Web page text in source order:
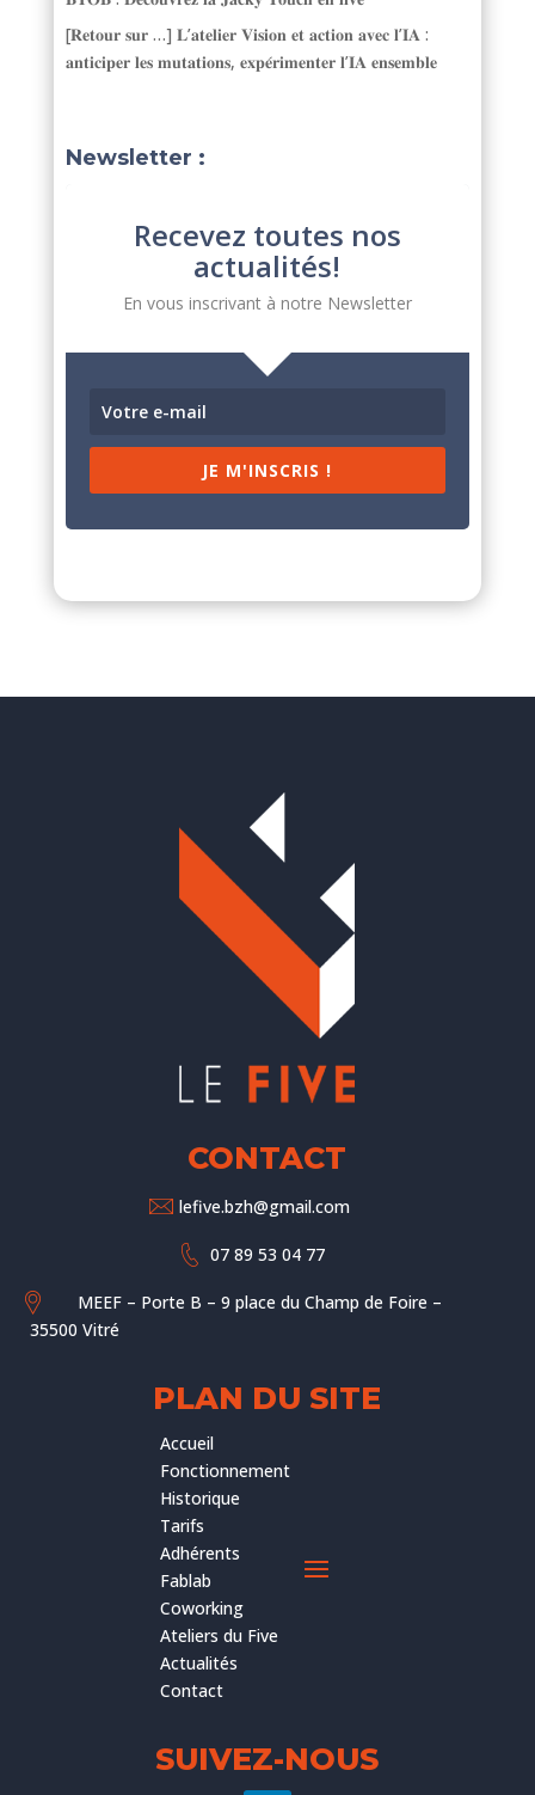
[𝐑𝐞𝐭𝐨𝐮𝐫 𝐬𝐮𝐫 …] 𝐋’𝐚𝐭𝐞𝐥𝐢𝐞𝐫 𝐕𝐢𝐬𝐢𝐨𝐧 𝐞𝐭 𝐚𝐜𝐭𝐢𝐨𝐧 𝐚𝐯𝐞𝐜 𝐥’𝐈𝐀 :
𝐚𝐧𝐭𝐢𝐜𝐢𝐩𝐞𝐫 𝐥𝐞𝐬 𝐦𝐮𝐭𝐚𝐭𝐢𝐨𝐧𝐬, 𝐞𝐱𝐩𝐞́𝐫𝐢𝐦𝐞𝐧𝐭𝐞𝐫 𝐥’𝐈𝐀 𝐞𝐧𝐬𝐞𝐦𝐛𝐥𝐞
Newsletter :
Recevez toutes nos
actualités!
En vous inscrivant à notre Newsletter
JE M'INSCRIS !
CONTACT
lefive.bzh@gmail.com
07 89 53 04 77
MEEF – Porte B – 9 place du Champ de Foire –
35500 Vitré
PLAN DU SITE
Accueil
Fonctionnement
Historique
Tarifs
Adhérents
Fablab
Coworking
Ateliers du Five
Actualités
Contact
SUIVEZ-NOUS